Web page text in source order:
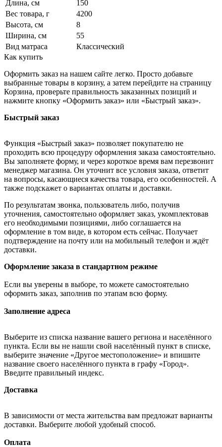
Длина, см
150
Вес товара, г
4200
Высота, см
8
Ширина, см
55
Вид матраса
Классический
Как купить
Оформить заказ на нашем сайте легко. Просто добавьте
выбранные товары в корзину, а затем перейдите на страницу
Корзина, проверьте правильность заказанных позиций и
нажмите кнопку «Оформить заказ» или «Быстрый заказ».
Быстрый заказ
Функция «Быстрый заказ» позволяет покупателю не
проходить всю процедуру оформления заказа самостоятельно.
Вы заполняете форму, и через короткое время вам перезвонит
менеджер магазина. Он уточнит все условия заказа, ответит
на вопросы, касающиеся качества товара, его особенностей. А
также подскажет о вариантах оплаты и доставки.
По результатам звонка, пользователь либо, получив
уточнения, самостоятельно оформляет заказ, укомплектовав
его необходимыми позициями, либо соглашается на
оформление в том виде, в котором есть сейчас. Получает
подтверждение на почту или на мобильный телефон и ждёт
доставки.
Оформление заказа в стандартном режиме
Если вы уверены в выборе, то можете самостоятельно
оформить заказ, заполнив по этапам всю форму.
Заполнение адреса
Выберите из списка название вашего региона и населённого
пункта. Если вы не нашли свой населённый пункт в списке,
выберите значение «Другое местоположение» и впишите
название своего населённого пункта в графу «Город».
Введите правильный индекс.
Доставка
В зависимости от места жительства вам предложат варианты
доставки. Выберите любой удобный способ.
Оплата